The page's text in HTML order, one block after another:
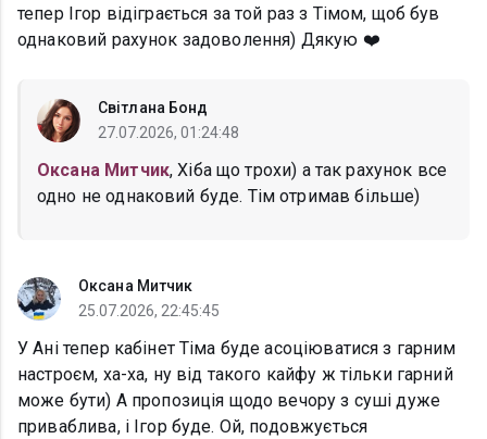
тепер Ігор відіграється за той раз з Тімом, щоб був
однаковий рахунок задоволення) Дякую ❤️
Світлана Бонд
27.07.2026, 01:24:48
Оксана Митчик, Хіба що трохи) а так рахунок все
одно не однаковий буде. Тім отримав більше)
Оксана Митчик
25.07.2026, 22:45:45
У Ані тепер кабінет Тіма буде асоціюватися з гарним
настроєм, ха-ха, ну від такого кайфу ж тільки гарний
може бути) А пропозиція щодо вечору з суші дуже
приваблива, і Ігор буде. Ой, подовжується